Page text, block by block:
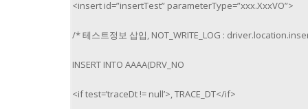
<insert id=”insertTest” parameterType=”xxx.XxxVO”>
/* 테스트정보 삽입, NOT_WRITE_LOG :
INSERT INTO AAAA(DRV_NO
<if test=’traceDt != null’>, TRACE_DT</if>